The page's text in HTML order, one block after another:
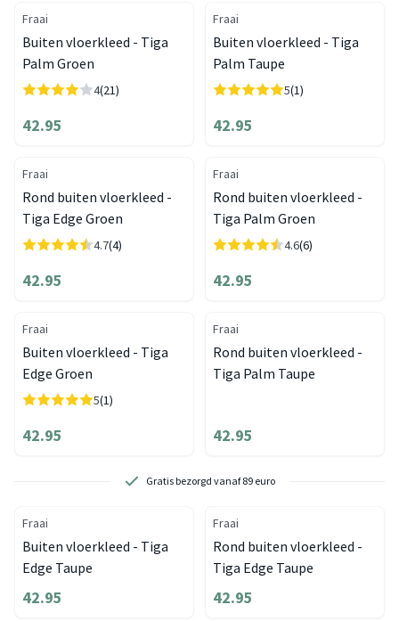
Fraai
Buiten vloerkleed - Tiga
Palm Groen
4(21)
42.95
Fraai
Buiten vloerkleed - Tiga
Palm Taupe
5(1)
42.95
Fraai
Rond buiten vloerkleed -
Tiga Edge Groen
4.7(4)
42.95
Fraai
Rond buiten vloerkleed -
Tiga Palm Groen
4.6(6)
42.95
Fraai
Buiten vloerkleed - Tiga
Edge Groen
5(1)
42.95
Fraai
Rond buiten vloerkleed -
Tiga Palm Taupe
42.95
Gratis bezorgd vanaf 89 euro
Fraai
Buiten vloerkleed - Tiga
Edge Taupe
42.95
Fraai
Rond buiten vloerkleed -
Tiga Edge Taupe
42.95